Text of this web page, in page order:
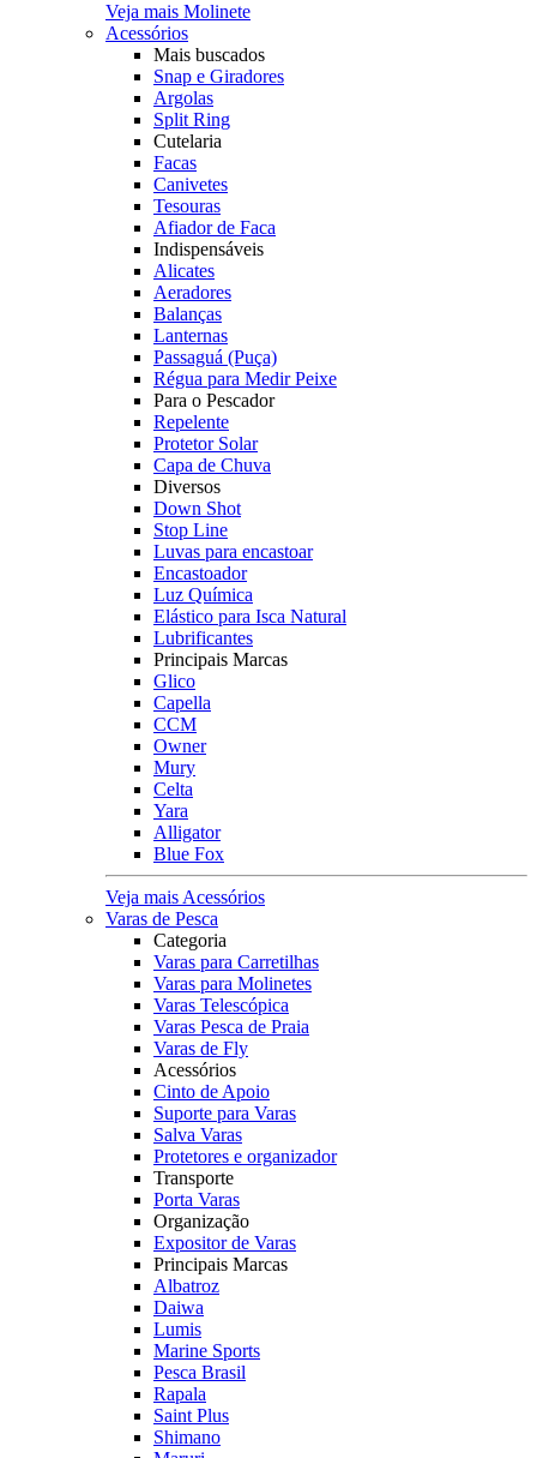
Veja mais Molinete
Acessórios
Mais buscados
Snap e Giradores
Argolas
Split Ring
Cutelaria
Facas
Canivetes
Tesouras
Afiador de Faca
Indispensáveis
Alicates
Aeradores
Balanças
Lanternas
Passaguá (Puça)
Régua para Medir Peixe
Para o Pescador
Repelente
Protetor Solar
Capa de Chuva
Diversos
Down Shot
Stop Line
Luvas para encastoar
Encastoador
Luz Química
Elástico para Isca Natural
Lubrificantes
Principais Marcas
Glico
Capella
CCM
Owner
Mury
Celta
Yara
Alligator
Blue Fox
Veja mais Acessórios
Varas de Pesca
Categoria
Varas para Carretilhas
Varas para Molinetes
Varas Telescópica
Varas Pesca de Praia
Varas de Fly
Acessórios
Cinto de Apoio
Suporte para Varas
Salva Varas
Protetores e organizador
Transporte
Porta Varas
Organização
Expositor de Varas
Principais Marcas
Albatroz
Daiwa
Lumis
Marine Sports
Pesca Brasil
Rapala
Saint Plus
Shimano